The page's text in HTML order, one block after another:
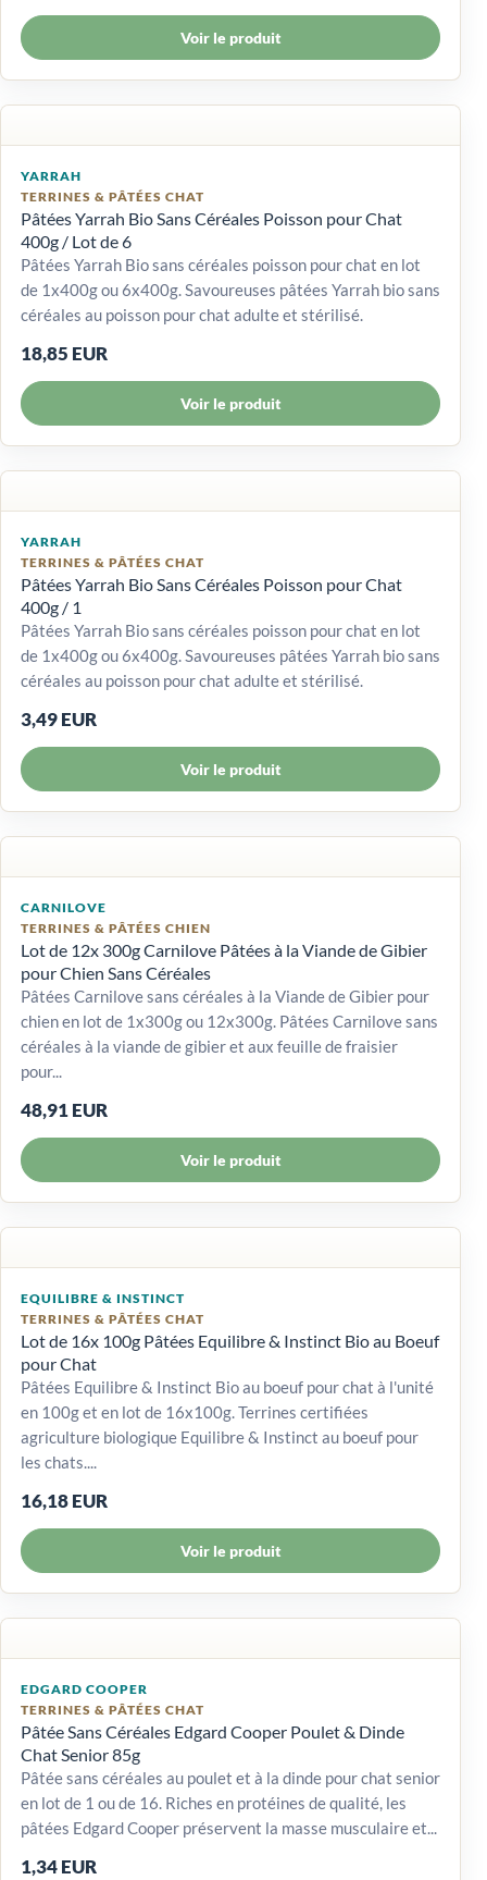
Voir le produit
YARRAH
TERRINES & PÂTÉES CHAT
Pâtées Yarrah Bio Sans Céréales Poisson pour Chat
400g / Lot de 6
Pâtées Yarrah Bio sans céréales poisson pour chat en lot
de 1x400g ou 6x400g. Savoureuses pâtées Yarrah bio sans
céréales au poisson pour chat adulte et stérilisé.
18,85 EUR
Voir le produit
YARRAH
TERRINES & PÂTÉES CHAT
Pâtées Yarrah Bio Sans Céréales Poisson pour Chat
400g / 1
Pâtées Yarrah Bio sans céréales poisson pour chat en lot
de 1x400g ou 6x400g. Savoureuses pâtées Yarrah bio sans
céréales au poisson pour chat adulte et stérilisé.
3,49 EUR
Voir le produit
CARNILOVE
TERRINES & PÂTÉES CHIEN
Lot de 12x 300g Carnilove Pâtées à la Viande de Gibier
pour Chien Sans Céréales
Pâtées Carnilove sans céréales à la Viande de Gibier pour
chien en lot de 1x300g ou 12x300g. Pâtées Carnilove sans
céréales à la viande de gibier et aux feuille de fraisier
pour...
48,91 EUR
Voir le produit
EQUILIBRE & INSTINCT
TERRINES & PÂTÉES CHAT
Lot de 16x 100g Pâtées Equilibre & Instinct Bio au Boeuf
pour Chat
Pâtées Equilibre & Instinct Bio au boeuf pour chat à l'unité
en 100g et en lot de 16x100g. Terrines certifiées
agriculture biologique Equilibre & Instinct au boeuf pour
les chats....
16,18 EUR
Voir le produit
EDGARD COOPER
TERRINES & PÂTÉES CHAT
Pâtée Sans Céréales Edgard Cooper Poulet & Dinde
Chat Senior 85g
Pâtée sans céréales au poulet et à la dinde pour chat senior
en lot de 1 ou de 16. Riches en protéines de qualité, les
pâtées Edgard Cooper préservent la masse musculaire et...
1,34 EUR